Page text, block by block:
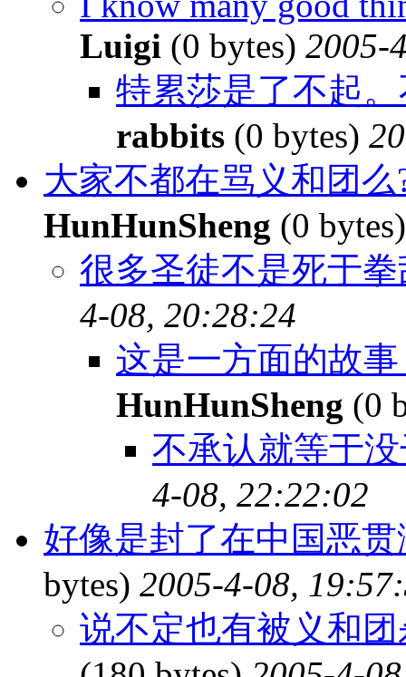
Luigi (0 bytes) 2005-
特累莎是了不起
rabbits (0 bytes)
大家不都在骂义和团
HunHunSheng (0
很多圣徒不是死于拳
4-08, 20:28:24
这是一方面的故
HunHunSheng (0
不承认就等于
4-08, 22:22:02
好像是封了在中国恶
bytes) 2005-4-08,
说不定也有被义和